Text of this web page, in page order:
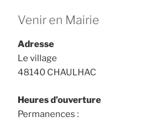
Venir en Mairie
Adresse
Le village
48140 CHAULHAC
Heures d’ouverture
Permanences :